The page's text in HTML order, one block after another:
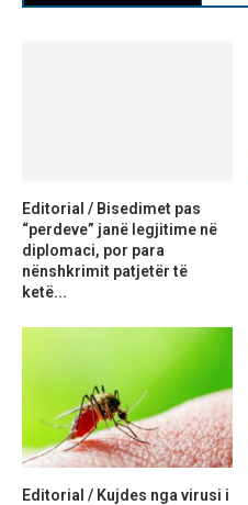
Editorial / Bisedimet pas
“perdeve” janë legjitime në
diplomaci, por para
nënshkrimit patjetër të
ketë...
Editorial / Kujdes nga virusi i